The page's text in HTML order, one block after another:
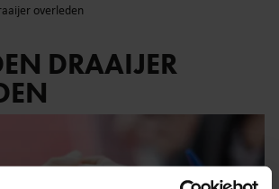
overleden
DRAAIJER